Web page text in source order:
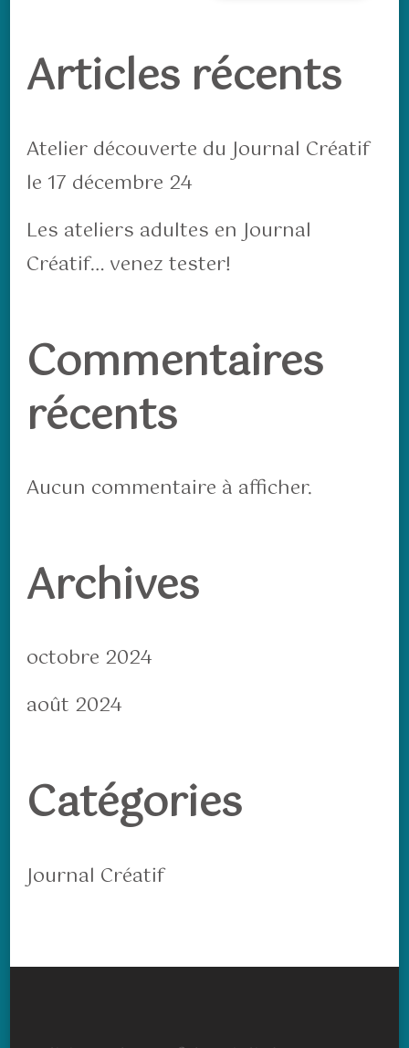
Articles récents
Atelier découverte du Journal Créatif
le 17 décembre 24
Les ateliers adultes en Journal
Créatif… venez tester!
Commentaires
récents
Aucun commentaire à afficher.
Archives
octobre 2024
août 2024
Catégories
Journal Créatif